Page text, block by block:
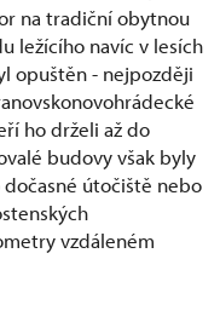
na tradiční obytnou
ležícího navíc v lesích
opuštěn - nejpozději
ho drželi až do
budovy však byly
dočasné útočiště nebo
vzdáleném